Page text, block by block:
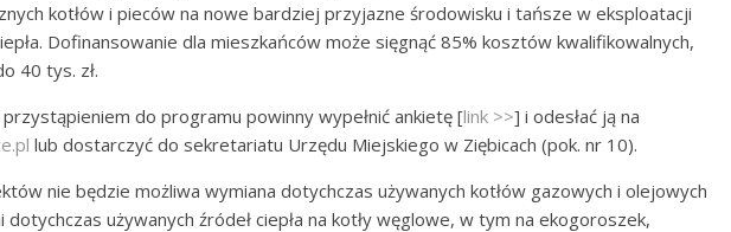
kotłów i pieców na nowe bardziej przyjazne środowisku i tańsze w eksploatacji
Dofinansowanie dla mieszkańców może sięgnąć 85% kosztów kwalifikowalnych,
40 tys. zł.
do programu powinny wypełnić ankietę [link >>] i odesłać ją na
lub dostarczyć do sekretariatu Urzędu Miejskiego w Ziębicach (pok. nr 10).
nie będzie możliwa wymiana dotychczas używanych kotłów gazowych i olejowych
dotychczas używanych źródeł ciepła na kotły węglowe, w tym na ekogoroszek,